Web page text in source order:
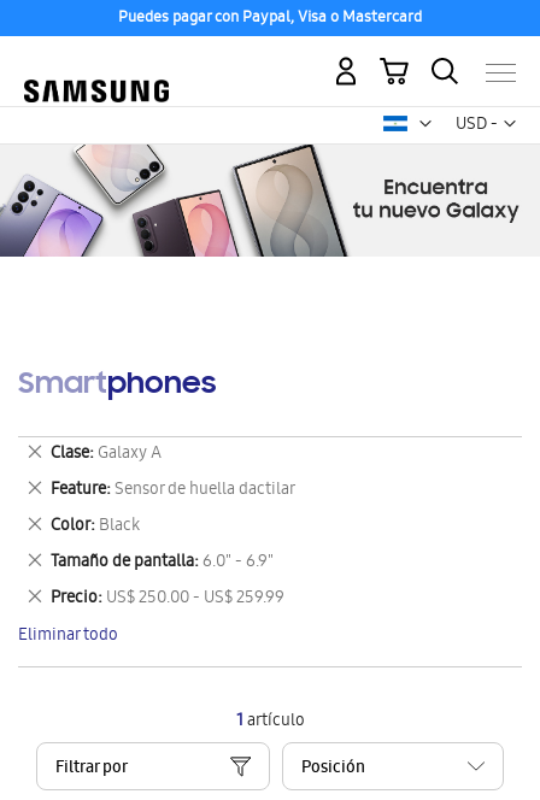
Puedes pagar con Paypal, Visa o Mastercard
USD -
dólar
Mi carrito
Smartphones
1artículo
Filtrar por
Clase Galaxy A
Eliminar
este
artículo
Feature Sensor de huella dactilar
Eliminar
este
artículo
Color Black
Eliminar
este
artículo
Tamaño de pantalla 6.0" - 6.9"
Eliminar
este
artículo
Precio US$ 250.00 - US$ 259.99
Eliminar
este
artículo
Eliminar todo